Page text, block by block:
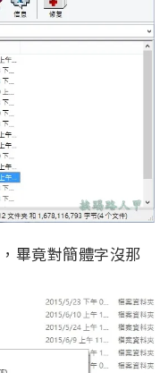
畢竟對簡體字沒那